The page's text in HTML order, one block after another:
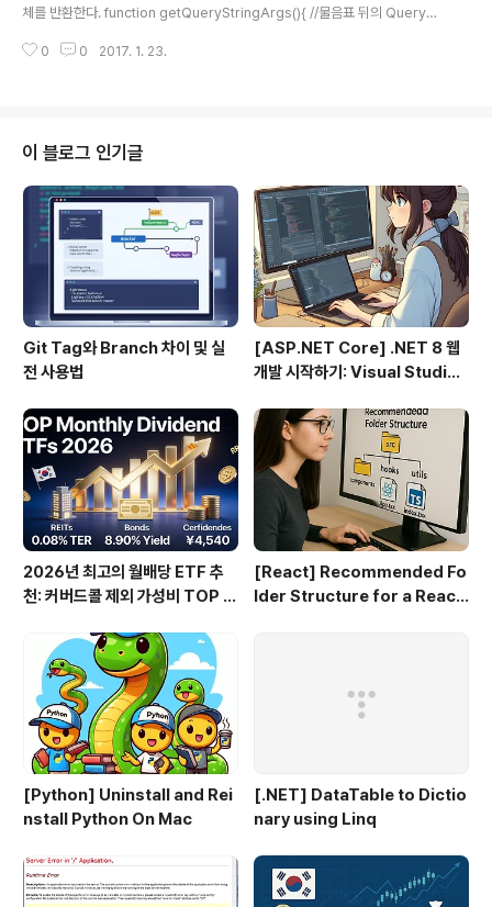
체를 반환한다. function getQueryStringArgs(){ //물음표 뒤의 QuerySt
rch.substring(1) : ""), //데이터를 저장할 객체 args = {}, items = qs.leng
0 0 2017. 1. 23.
이 블로그 인기글
Git Tag와 Branch 차이 및 실
전 사용법
[ASP.NET Core] .NET 8 웹
개발 시작하기: Visual Studio
로젝트 만들기 (1편)
2026년 최고의 월배당 ETF 추
천: 커버드콜 제외 가성비 TOP 3
[React] Recommended Fo
lder Structure for a React
[Python] Uninstall and Rei
nstall Python On Mac
[.NET] DataTable to Dictio
nary using Linq